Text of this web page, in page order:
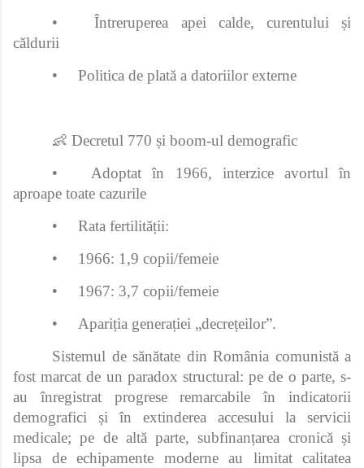
•
Întreruperea apei calde, curentului și
căldurii
•
Politica de plată a datoriilor externe
👶 Decretul 770 și boom-ul demografic
•
Adoptat în 1966, interzice avortul în
aproape toate cazurile
•
Rata fertilității:
•
1966: 1,9 copii/femeie
•
1967: 3,7 copii/femeie
•
Apariția generației „decrețeilor”.
Sistemul de sănătate din România comunistă a
fost marcat de un paradox structural: pe de o parte, s-
au înregistrat progrese remarcabile în indicatorii
demografici și în extinderea accesului la servicii
medicale; pe de altă parte, subfinanțarea cronică și
lipsa de echipamente moderne au limitat calitatea